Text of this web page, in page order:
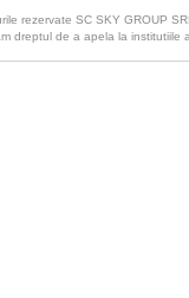
rezervate SC SKY GROUP
dreptul de a apela la institutiile